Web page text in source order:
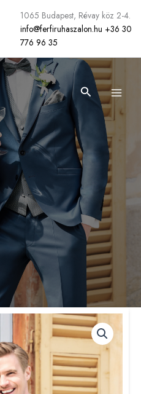
1065 Budapest, Révay köz 2-4.
info@ferfiruhaszalon.hu +36 30
776 96 35
Search